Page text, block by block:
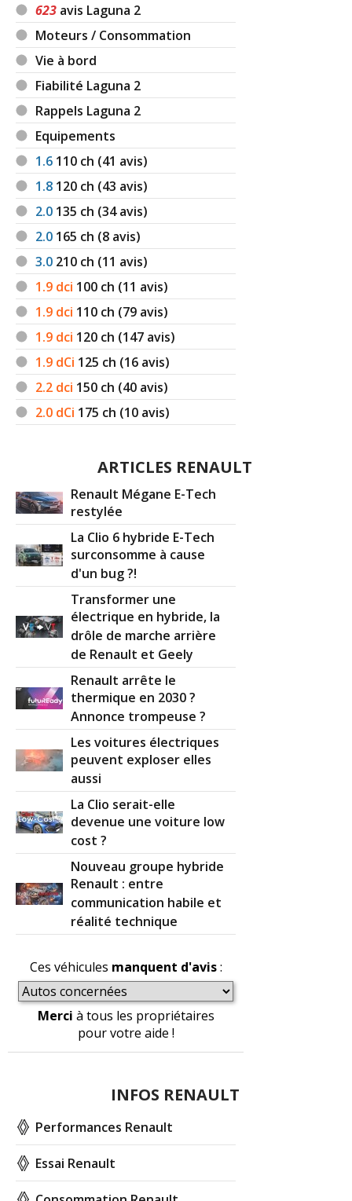
623 avis Laguna 2
Moteurs / Consommation
Vie à bord
Fiabilité Laguna 2
Rappels Laguna 2
Equipements
1.6 110 ch (41 avis)
1.8 120 ch (43 avis)
2.0 135 ch (34 avis)
2.0 165 ch (8 avis)
3.0 210 ch (11 avis)
1.9 dci 100 ch (11 avis)
1.9 dci 110 ch (79 avis)
1.9 dci 120 ch (147 avis)
1.9 dCi 125 ch (16 avis)
2.2 dci 150 ch (40 avis)
2.0 dCi 175 ch (10 avis)
ARTICLES RENAULT
Renault Mégane E-Tech
restylée
La Clio 6 hybride E-Tech
surconsomme à cause
d'un bug ?!
Transformer une
électrique en hybride, la
drôle de marche arrière
de Renault et Geely
Renault arrête le
thermique en 2030 ?
Annonce trompeuse ?
Les voitures électriques
peuvent exploser elles
aussi
La Clio serait-elle
devenue une voiture low
cost ?
Nouveau groupe hybride
Renault : entre
communication habile et
réalité technique
Ces véhicules manquent d'avis:
Merci à tous les propriétaires
pour votre aide !
INFOS RENAULT
Performances Renault
Essai Renault